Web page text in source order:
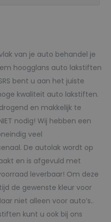
van je auto behandel je
hoogglans auto lakstiften
bent u aan het juiste
kwaliteit auto lakstiften.
en makkelijk te
nodig! Wij hebben een
veel
De autolak wordt op
en is afgevuld met
leverbaar! Om deze
de gewenste kleur voor
niet alleen voor auto’s..
kunt u ook bij ons